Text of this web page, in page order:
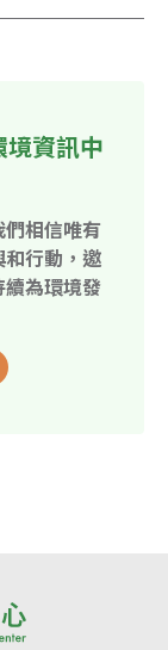
資訊中
們相信唯有
行動，邀
為環境發